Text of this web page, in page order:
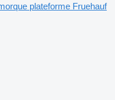
plateforme Fruehauf